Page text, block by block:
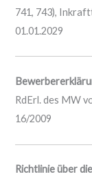
741, 743),
01.01.2029
RdErl. des MW
16/2009
Richtlinie über